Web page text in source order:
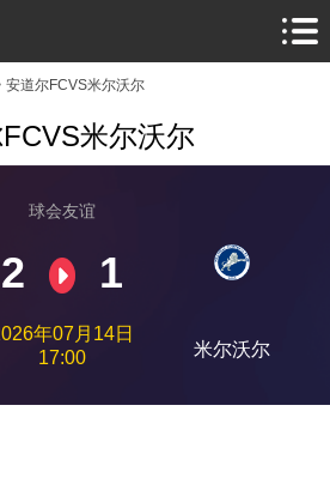
安道尔FCVS米尔沃尔
米尔沃尔
球会友谊
2 1
年07月14日
17:00
米尔沃尔